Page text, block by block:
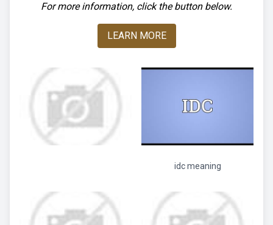
For more information, click the button below.
LEARN MORE
idc meaning